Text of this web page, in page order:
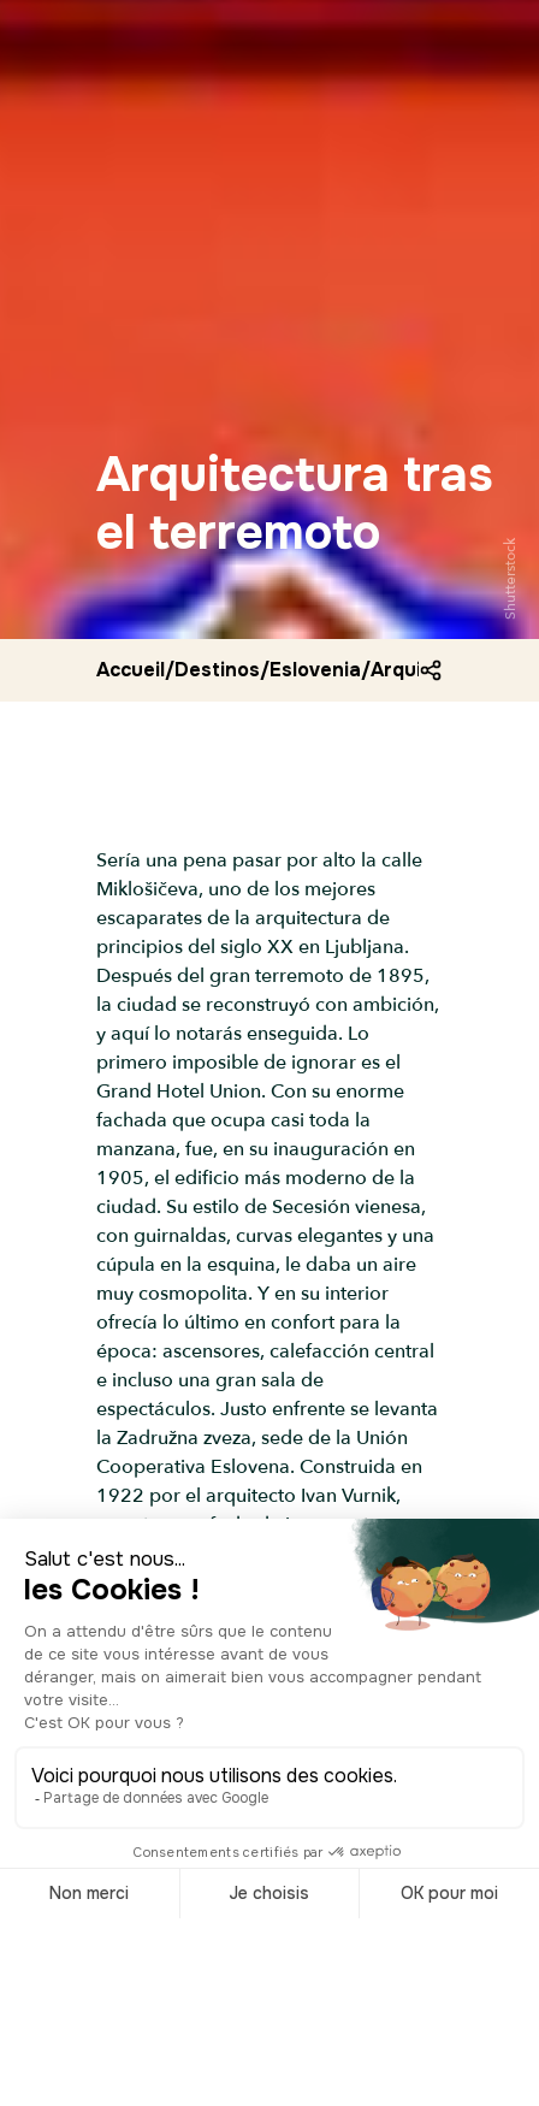
Arquitectura tras
el terremoto
Shutterstock
Accueil/Destinos/Eslovenia/Arquitectura
Sería una pena pasar por alto la calle
Miklošičeva, uno de los mejores
escaparates de la arquitectura de
principios del siglo XX en Ljubljana.
Después del gran terremoto de 1895,
la ciudad se reconstruyó con ambición,
y aquí lo notarás enseguida. Lo
primero imposible de ignorar es el
Grand Hotel Union. Con su enorme
fachada que ocupa casi toda la
manzana, fue, en su inauguración en
1905, el edificio más moderno de la
ciudad. Su estilo de Secesión vienesa,
con guirnaldas, curvas elegantes y una
cúpula en la esquina, le daba un aire
muy cosmopolita. Y en su interior
ofrecía lo último en confort para la
época: ascensores, calefacción central
e incluso una gran sala de
espectáculos. Justo enfrente se levanta
la Zadružna zveza, sede de la Unión
Cooperativa Eslovena. Construida en
1922 por el arquitecto Ivan Vurnik,
muestra una fachada imponente pero
ricamente decorada, con cerámicas
azules que captan la mirada de
inmediato. Sus líneas más sobrias
transmiten solidez y rigor, típicas de la
arquitectura institucional de comienzos
de siglo. Avanza unos metros hasta el
número 8 para admirar la que llaman
Absolutamente deslumbrante en su
explosión de colores y motivos
geométricos, es una de las fachadas
también es obra de Ivan Vurnik, pero lo